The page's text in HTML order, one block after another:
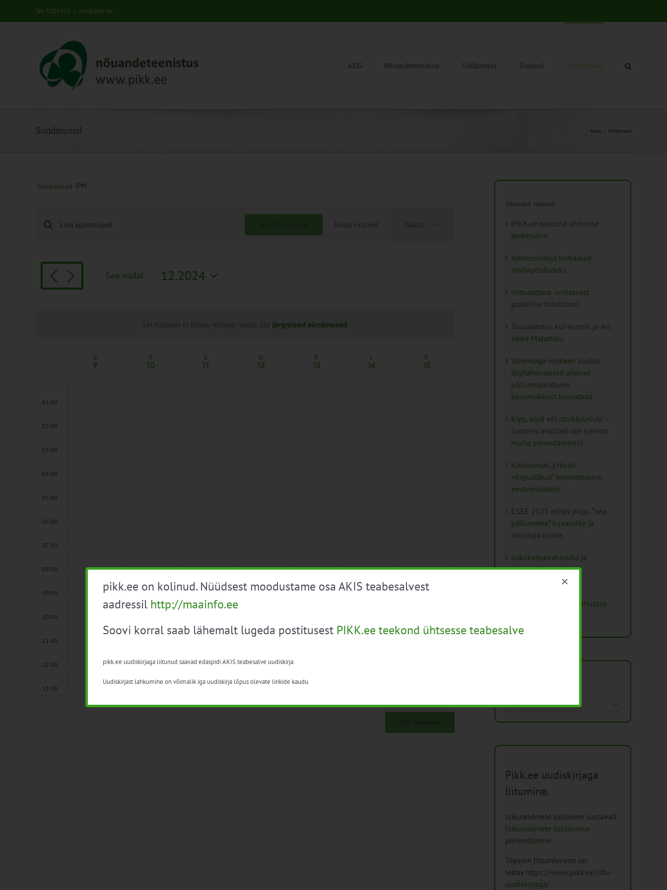
Tel: 5201078 | info@pikk.ee
AKIS Nõuandeteenistus Valdkonnad Uudised Sündmused
Sündmused Kodu Sündmused
Sel nädalal ei toimu midagi. Vaata üle järgmised sündmused
Sündmused IPM
Sündmused
Views
Navigation
Enter
for
Sündmused
by
Näita Filtreid
Views
Nädal
See nädal
12.2024
E
9
T
10
K
11
N
12
R
13
L
14
P
15
01:00
02:00
03:00
04:00
05:00
06:00
07:00
08:00
09:00
10:00
11:00
12:00
13:00
Viimased uudised
PIKK.ee teekond ühtsesse
teabesalve
Ammendatud turbaalad
marjapõldudeks
Virtuaaltara: unistusest
praktilise tööriistani
Turuaiandus kui elustiil ja äri:
Väike Mahetalu
Vähemaga rohkem: kuidas
digilahendused aitavad
põllumajanduses
kasumlikkust kasvatada
Kips, kiud või struktuurlubi –
Soomes avaldati uus juhend
mulla parandamisest
Käsiraamat „Erksad
võrgustikud“ innovatsiooni
eestvedajatele
ESEE 2025 esitas pilgu “hea
põllumehe” kuvandile ja
nõustaja rollile
Isikukaitsevahendid ja
ohutusnõuded
taimekaitsetöödel
Mida näitavad toiduohutuse
Arhiiv
Pikk.ee uudiskirjaga
liitumine.
Isikuandmeid töötleme vastavalt
Isikuandmete töötlemise
põhimõtetele
Täpsem liitumisvorm on
leitav https://www.pikk.ee/liitu-
uudiskirjaga/
pikk.ee on kolinud. Nüüdsest moodustame osa AKIS teabesalvest
aadressil http://maainfo.ee
Soovi korral saab lähemalt lugeda postitusest PIKK.ee teekond ühtsesse teabesalve
pikk.ee uudiskirjaga liitunud saavad edaspidi AKIS teabesalve uudiskirja.
Uudiskirjast lahkumine on võimalik iga uudiskirja lõpus olevate linkide kaudu.